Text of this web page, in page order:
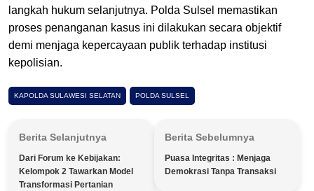
langkah hukum selanjutnya. Polda Sulsel memastikan
proses penanganan kasus ini dilakukan secara objektif
demi menjaga kepercayaan publik terhadap institusi
kepolisian.
KAPOLDA SULAWESI SELATAN POLDA SULSEL
Berita Selanjutnya
Dari Forum ke Kebijakan:
Kelompok 2 Tawarkan Model
Transformasi Pertanian
Berita Sebelumnya
Puasa Integritas : Menjaga
Demokrasi Tanpa Transaksi